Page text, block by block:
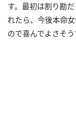
す。最初は割り勘
れたら、今後本命
ので喜んでよさそう